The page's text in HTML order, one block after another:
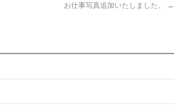
お仕事写真追加いたしました。 →